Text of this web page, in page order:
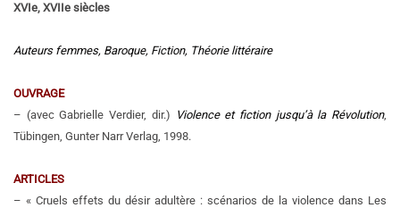
XVIe, XVIIe siècles
Auteurs femmes, Baroque, Fiction, Théorie littéraire
OUVRAGE
– (avec Gabrielle Verdier, dir.) Violence et fiction jusqu’à la Révolution,
Tübingen, Gunter Narr Verlag, 1998.
ARTICLES
– « Cruels effets du désir adultère : scénarios de la violence dans Les